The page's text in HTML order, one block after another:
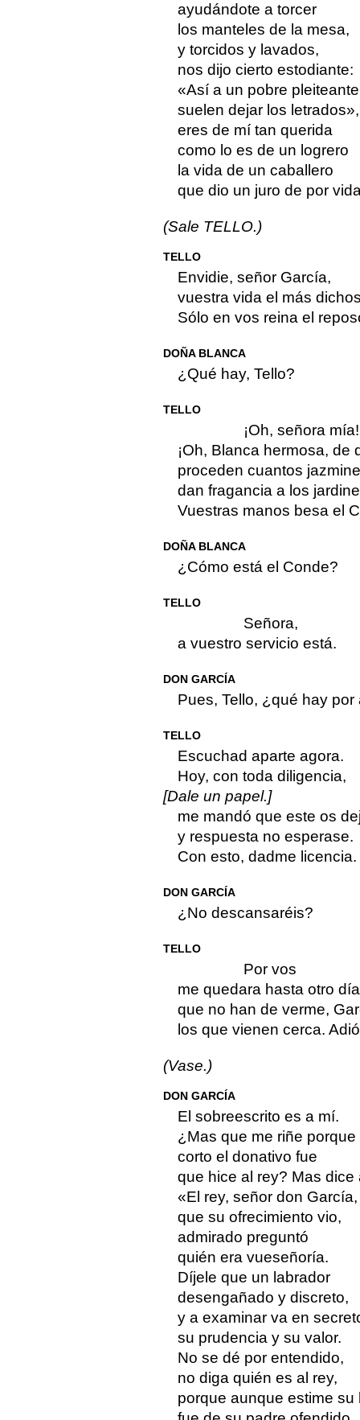
ayudándote a torcer
los manteles de la mesa,
y torcidos y lavados,
nos dijo cierto estodiante:
«Así a un pobre pleiteante
suelen dejar los letrados»,
eres de mí tan querida
como lo es de un logrero
la vida de un caballero
que dio un juro de por
(Sale TELLO.)
TELLO
Envidie, señor García,
vuestra vida el más
Sólo en vos reina el
DOÑA BLANCA
¿Qué hay, Tello?
TELLO
¡Oh, señora mía!
¡Oh, Blanca hermosa, de
proceden cuantos
dan fragancia a los
Vuestras manos besa el
DOÑA BLANCA
¿Cómo está el Conde?
TELLO
Señora,
a vuestro servicio está.
DON GARCÍA
Pues, Tello, ¿qué hay por
TELLO
Escuchad aparte agora.
Hoy, con toda diligencia,
[Dale un papel.]
me mandó que este os
y respuesta no esperase.
Con esto, dadme licencia.
DON GARCÍA
¿No descansaréis?
TELLO
Por vos
me quedara hasta otro
que no han de verme,
los que vienen cerca.
(Vase.)
DON GARCÍA
El sobreescrito es a mí.
¿Mas que me riñe porque
corto el donativo fue
que hice al rey? Mas dice
«El rey, señor don García,
que su ofrecimiento vio,
admirado preguntó
quién era vueseñoría.
Díjele que un labrador
desengañado y discreto,
y a examinar va en
su prudencia y su valor.
No se dé por entendido,
no diga quién es al rey,
porque aunque estime su